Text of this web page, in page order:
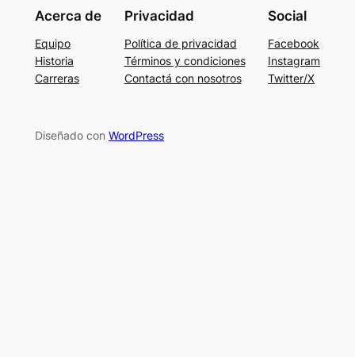
Acerca de
Equipo
Historia
Carreras
Privacidad
Política de privacidad
Términos y condiciones
Contactá con nosotros
Social
Facebook
Instagram
Twitter/X
Diseñado con WordPress